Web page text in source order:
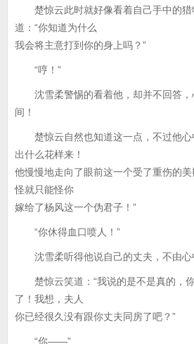
楚惊云此时就好像看着自己手中的猎
道：“你知道为什么
我会将主意打到你的身上吗？”
“哼！”
沈雪柔警惕的看着他，却并不回答，
间！
楚惊云自然也知道这一点，不过他心
出什么花样来！
他慢慢地走向了眼前这一个受了重伤的
怪就只能怪你
嫁给了杨风这一个伪君子！”
“你休得血口喷人！”
沈雪柔听得他说自己的丈夫，不由心
楚惊云笑道：“我说的是不是真的，
了！我想，夫人
你已经很久没有跟你丈夫同房了吧？”
“你——”